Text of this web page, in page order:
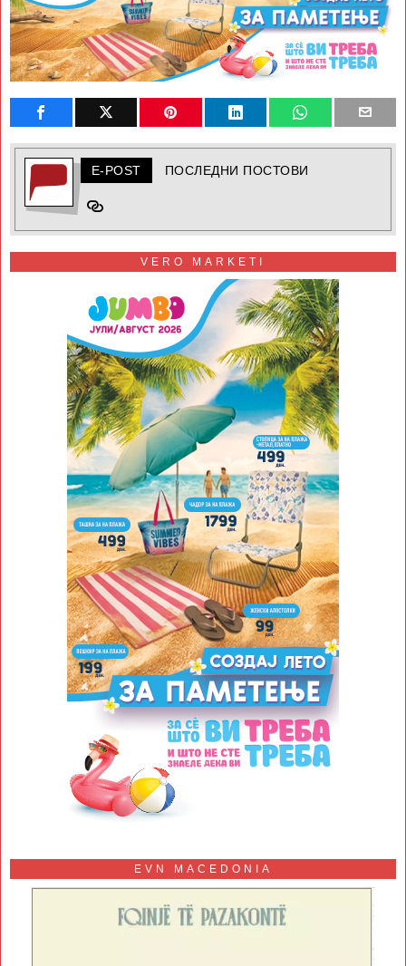
E-POST ПОСЛЕДНИ ПОСТОВИ
VERO MARKETI
EVN MACEDONIA